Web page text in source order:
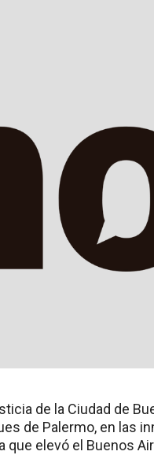
de la Ciudad de
de Palermo, en las
que elevó el Buenos